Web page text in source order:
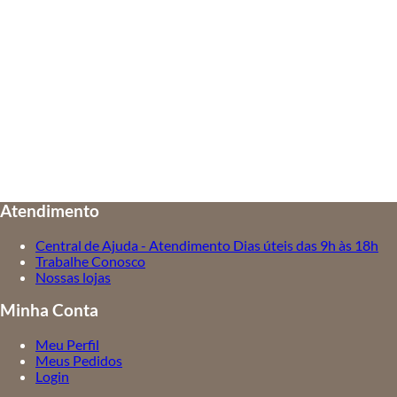
Atendimento
Central de Ajuda - Atendimento Dias úteis das 9h às 18h
Trabalhe Conosco
Nossas lojas
Minha Conta
Meu Perfil
Meus Pedidos
Login